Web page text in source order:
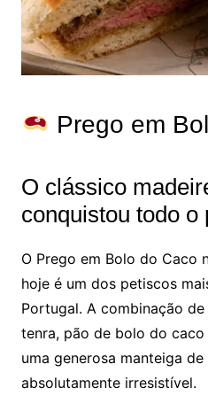
Prego em
O clássico
conquistou todo o
O Prego em Bolo do Caco
hoje é um dos petiscos
Portugal. A combinação
tenra, pão de bolo do
uma generosa manteiga
absolutamente irresistível.